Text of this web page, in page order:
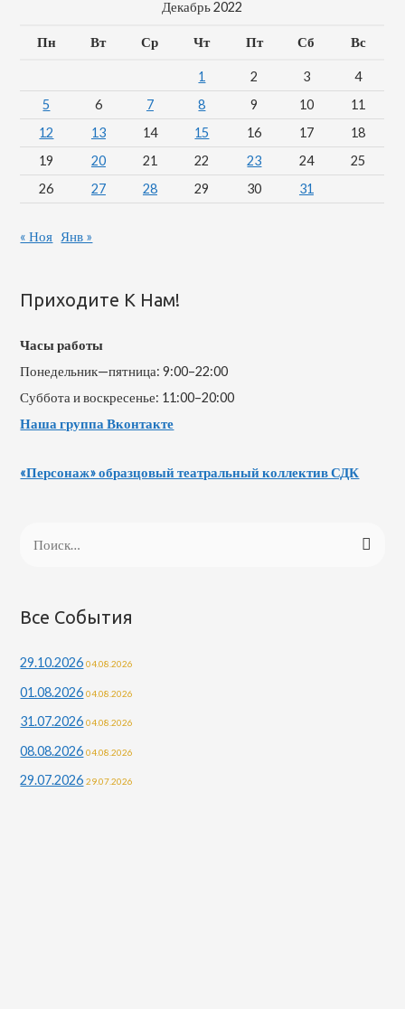
Декабрь 2022
Пн Вт Ср Чт Пт Сб Вс
1 2 3
4
5
6 7 8 9 10
11
12
13 14 15 16 17
18
19
20 21 22 23 24
25
26
27 28 29 30 31
« Ноя Янв »
Приходите К Нам!
Часы работы
Понедельник—пятница: 9:00–22:00
Суббота и воскресенье: 11:00–20:00
Наша группа Вконтакте
«Персонаж» образцовый театральный коллектив СДК
т
:
Все События
29.10.2026 04.08.2026
01.08.2026 04.08.2026
31.07.2026 04.08.2026
08.08.2026 04.08.2026
29.07.2026 29.07.2026